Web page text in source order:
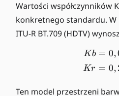
Wartości współczynników
konkretnego standardu.
ITU-R BT.709 (HDTV)
Kb
Kr
= 0,
= 0,
Ten model przestrzeni